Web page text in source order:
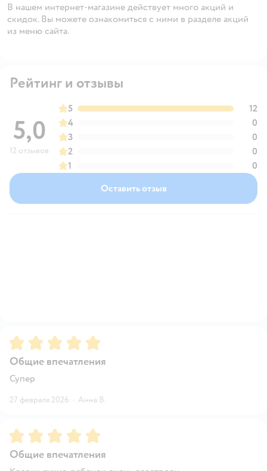
В нашем интернет-магазине действует много акций и
скидок. Вы можете ознакомиться с ними в разделе акций
из меню сайта.
Рейтинг и отзывы
5,0
12 отзывов
5
12
4
0
3
0
2
0
1
0
Оставить отзыв
Рейтинг:5
Общие впечатления
Супер
27 февраля 2026 · Анна В.
Рейтинг:5
Общие впечатления